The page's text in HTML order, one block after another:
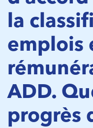
la
emplois
ADD.
progrès